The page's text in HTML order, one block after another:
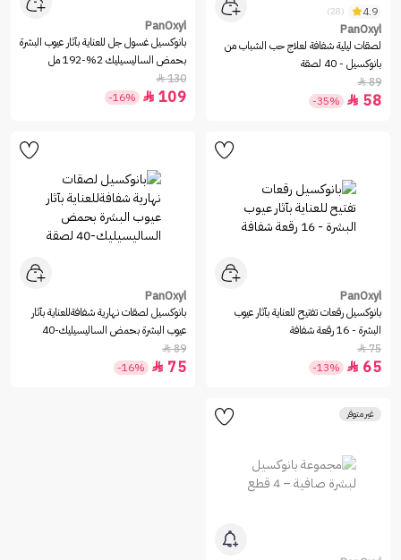
4.9
(28)
PanOxyl
لصقات ليلية شفافة لعلاج حب الشباب من
بانوكسيل - 40 لصقة
89

58

-35%
PanOxyl
بانوكسيل‏ غسول جل للعناية بآثار عيوب البشرة
بحمض الساليسيليك 2%-192 مل
130

109

-16%
PanOxyl
بانوكسيل‏ رقعات تفتيح للعناية بآثار عيوب
البشرة - 16 رقعة شفافة
75

65

-13%
PanOxyl
بانوكسيل‏ لصقات نهارية شفافةللعناية بآثار
عيوب البشرة بحمض الساليسيليك-40
لصقة
89

75

-16%
غير متوفر